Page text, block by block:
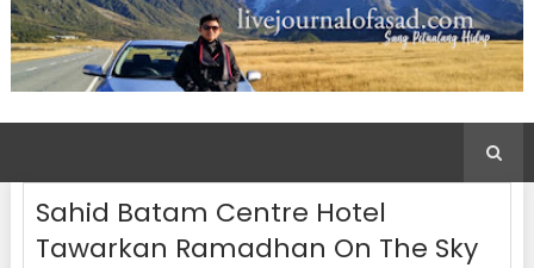
Sahid Batam Centre Hotel
Tawarkan Ramadhan On The Sky